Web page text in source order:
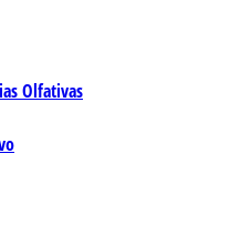
Olfativas